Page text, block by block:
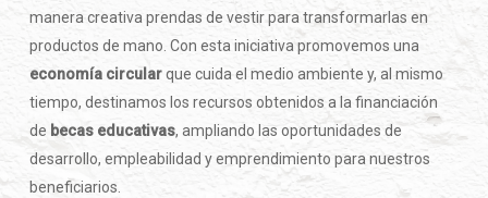
manera creativa prendas de vestir para transformarlas en
productos de mano. Con esta iniciativa promovemos una
economía circularque cuida el medio ambiente y, al mismo
tiempo, destinamos los recursos obtenidos a la financiación
de becas educativas, ampliando las oportunidades de
desarrollo, empleabilidad y emprendimiento para nuestros
beneficiarios.